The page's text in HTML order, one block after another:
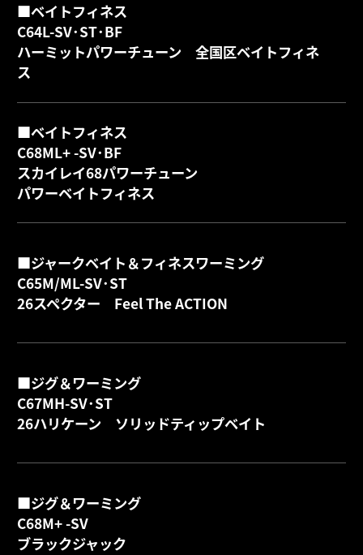
■ベイトフィネス
C64L-SV･ST･BF
ハーミットパワーチューン 全国区ベイトフィネ
ス
■ベイトフィネス
C68ML+ -SV･BF
スカイレイ68パワーチューン
パワーベイトフィネス
■ジャークベイト＆フィネスワーミング
C65M/ML-SV･ST
26スペクター Feel The ACTION
■ジグ＆ワーミング
C67MH-SV･ST
26ハリケーン ソリッドティップベイト
■ジグ＆ワーミング
C68M+ -SV
ブラックジャック